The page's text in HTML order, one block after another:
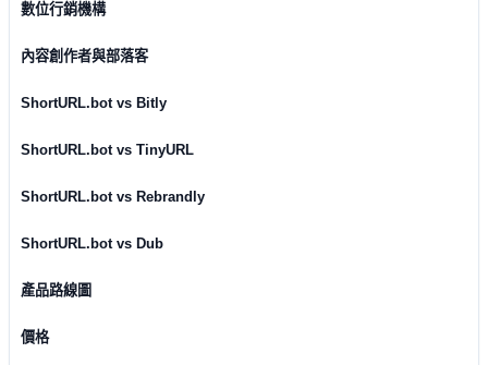
數位行銷機構
內容創作者與部落客
ShortURL.bot vs Bitly
ShortURL.bot vs TinyURL
ShortURL.bot vs Rebrandly
ShortURL.bot vs Dub
產品路線圖
價格